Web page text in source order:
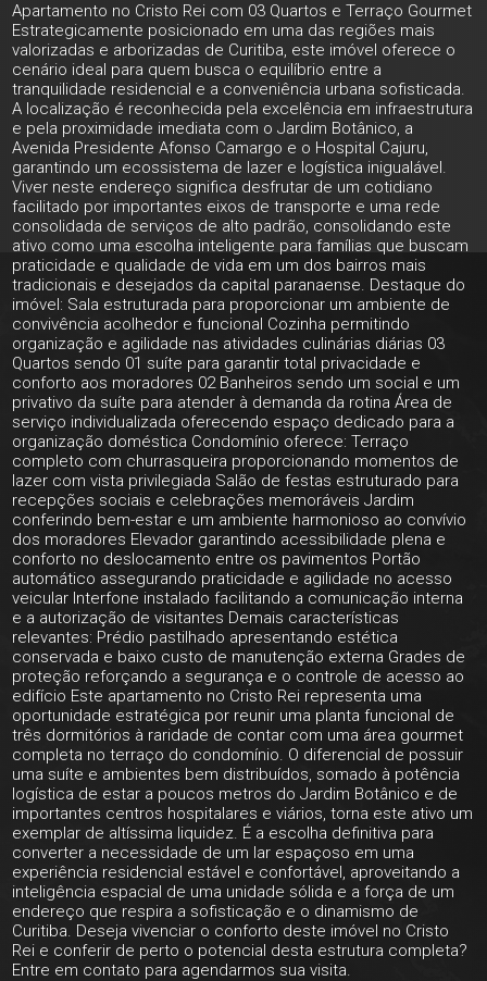
Apartamento no Cristo Rei com 03 Quartos e Terraço Gourmet
Estrategicamente posicionado em uma das regiões mais
valorizadas e arborizadas de Curitiba, este imóvel oferece o
cenário ideal para quem busca o equilíbrio entre a
tranquilidade residencial e a conveniência urbana sofisticada.
A localização é reconhecida pela excelência em infraestrutura
e pela proximidade imediata com o Jardim Botânico, a
Avenida Presidente Afonso Camargo e o Hospital Cajuru,
garantindo um ecossistema de lazer e logística inigualável.
Viver neste endereço significa desfrutar de um cotidiano
facilitado por importantes eixos de transporte e uma rede
consolidada de serviços de alto padrão, consolidando este
ativo como uma escolha inteligente para famílias que buscam
praticidade e qualidade de vida em um dos bairros mais
tradicionais e desejados da capital paranaense. Destaque do
imóvel: Sala estruturada para proporcionar um ambiente de
convivência acolhedor e funcional Cozinha permitindo
organização e agilidade nas atividades culinárias diárias 03
Quartos sendo 01 suíte para garantir total privacidade e
conforto aos moradores 02 Banheiros sendo um social e um
privativo da suíte para atender à demanda da rotina Área de
serviço individualizada oferecendo espaço dedicado para a
organização doméstica Condomínio oferece: Terraço
completo com churrasqueira proporcionando momentos de
lazer com vista privilegiada Salão de festas estruturado para
recepções sociais e celebrações memoráveis Jardim
conferindo bem-estar e um ambiente harmonioso ao convívio
dos moradores Elevador garantindo acessibilidade plena e
conforto no deslocamento entre os pavimentos Portão
automático assegurando praticidade e agilidade no acesso
veicular Interfone instalado facilitando a comunicação interna
e a autorização de visitantes Demais características
relevantes: Prédio pastilhado apresentando estética
conservada e baixo custo de manutenção externa Grades de
proteção reforçando a segurança e o controle de acesso ao
edifício Este apartamento no Cristo Rei representa uma
oportunidade estratégica por reunir uma planta funcional de
três dormitórios à raridade de contar com uma área gourmet
completa no terraço do condomínio. O diferencial de possuir
uma suíte e ambientes bem distribuídos, somado à potência
logística de estar a poucos metros do Jardim Botânico e de
importantes centros hospitalares e viários, torna este ativo um
exemplar de altíssima liquidez. É a escolha definitiva para
converter a necessidade de um lar espaçoso em uma
experiência residencial estável e confortável, aproveitando a
inteligência espacial de uma unidade sólida e a força de um
endereço que respira a sofisticação e o dinamismo de
Curitiba. Deseja vivenciar o conforto deste imóvel no Cristo
Rei e conferir de perto o potencial desta estrutura completa?
Entre em contato para agendarmos sua visita.